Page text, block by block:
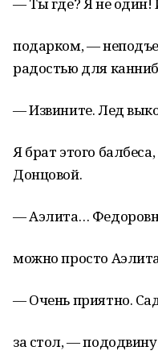
подарком, —
радостью для
— Извините. Лед
Я брат этого
Донцовой.
— Аэлита…
можно просто
— Очень приятно.
за стол, —